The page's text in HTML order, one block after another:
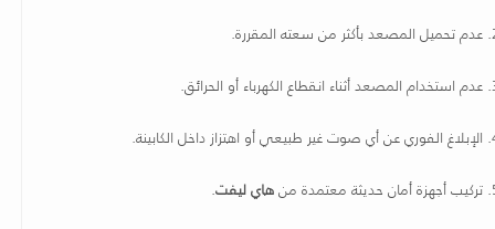
عدم تحميل المصعد بأكثر من سعته المقررة.
عدم استخدام المصعد أثناء انقطاع الكهرباء أو الحرائق.
الإبلاغ الفوري عن أي صوت غير طبيعي أو اهتزاز داخل الكابينة.
تركيب أجهزة أمان حديثة معتمدة منهاي ليفت.